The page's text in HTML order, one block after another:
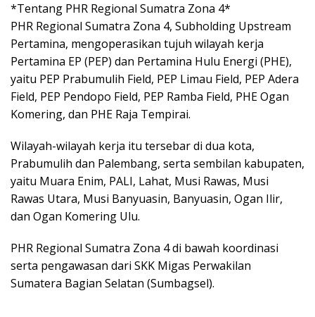
*Tentang PHR Regional Sumatra Zona 4*
PHR Regional Sumatra Zona 4, Subholding Upstream
Pertamina, mengoperasikan tujuh wilayah kerja
Pertamina EP (PEP) dan Pertamina Hulu Energi (PHE),
yaitu PEP Prabumulih Field, PEP Limau Field, PEP Adera
Field, PEP Pendopo Field, PEP Ramba Field, PHE Ogan
Komering, dan PHE Raja Tempirai.
Wilayah-wilayah kerja itu tersebar di dua kota,
Prabumulih dan Palembang, serta sembilan kabupaten,
yaitu Muara Enim, PALI, Lahat, Musi Rawas, Musi
Rawas Utara, Musi Banyuasin, Banyuasin, Ogan Ilir,
dan Ogan Komering Ulu.
PHR Regional Sumatra Zona 4 di bawah koordinasi
serta pengawasan dari SKK Migas Perwakilan
Sumatera Bagian Selatan (Sumbagsel).